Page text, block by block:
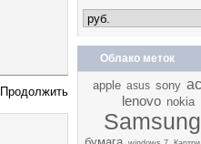
Облако меток
apple asus sony
lenovo nokia
Samsung